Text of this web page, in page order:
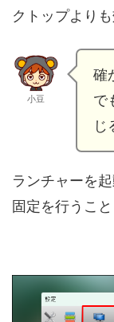
クトップよりも
小豆
確
で
じ
ランチャーを
固定を行うこと